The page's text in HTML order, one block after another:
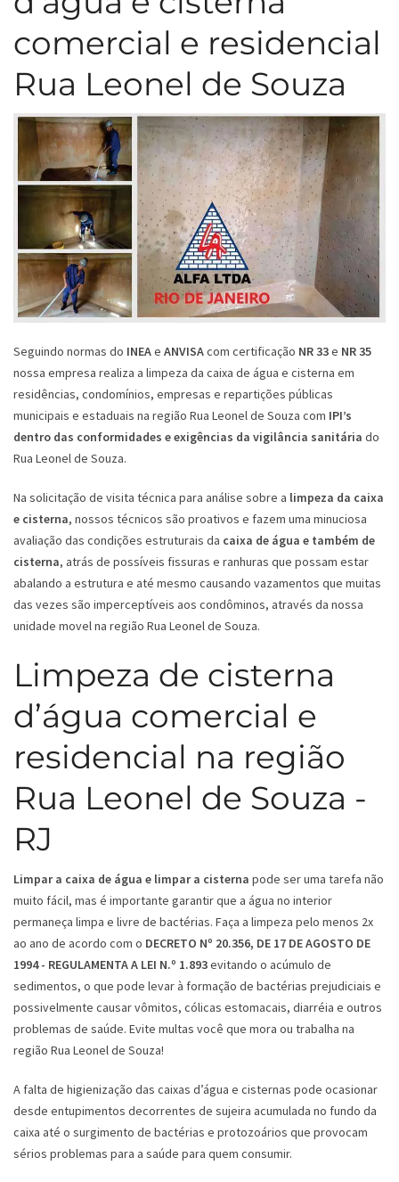
comercial e residencial
Rua Leonel de Souza
Seguindo normas do INEAe ANVISAcom certificação NR 33e NR 35
nossa empresa realiza a limpeza da caixa de água e cisterna em
residências, condomínios, empresas e repartições públicas
municipais e estaduais na região Rua Leonel de Souza com IPI’s
dentro das conformidades e exigências da vigilância sanitária do
Rua Leonel de Souza.
Na solicitação de visita técnica para análise sobre a limpeza da caixa
e cisterna, nossos técnicos são proativos e fazem uma minuciosa
avaliação das condições estruturais da caixa de água e também de
cisterna, atrás de possíveis fissuras e ranhuras que possam estar
abalando a estrutura e até mesmo causando vazamentos que muitas
das vezes são imperceptíveis aos condôminos, através da nossa
unidade movel na região Rua Leonel de Souza.
Limpeza de cisterna
d’água comercial e
residencial na região
Rua Leonel de Souza -
RJ
Limpar a caixa de água e limpar a cisterna pode ser uma tarefa não
muito fácil, mas é importante garantir que a água no interior
permaneça limpa e livre de bactérias. Faça a limpeza pelo menos 2x
ao ano de acordo com o DECRETO Nº 20.356, DE 17 DE AGOSTO DE
1994 - REGULAMENTA A LEI N.º 1.893evitando o acúmulo de
sedimentos, o que pode levar à formação de bactérias prejudiciais e
possivelmente causar vômitos, cólicas estomacais, diarréia e outros
problemas de saúde. Evite multas você que mora ou trabalha na
região Rua Leonel de Souza!
A falta de higienização das caixas d’água e cisternas pode ocasionar
desde entupimentos decorrentes de sujeira acumulada no fundo da
caixa até o surgimento de bactérias e protozoários que provocam
sérios problemas para a saúde para quem consumir.